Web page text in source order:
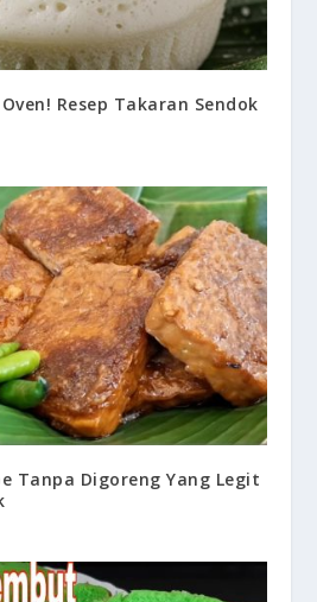
Resep Takaran Sendok
Tanpa Digoreng Yang Legit